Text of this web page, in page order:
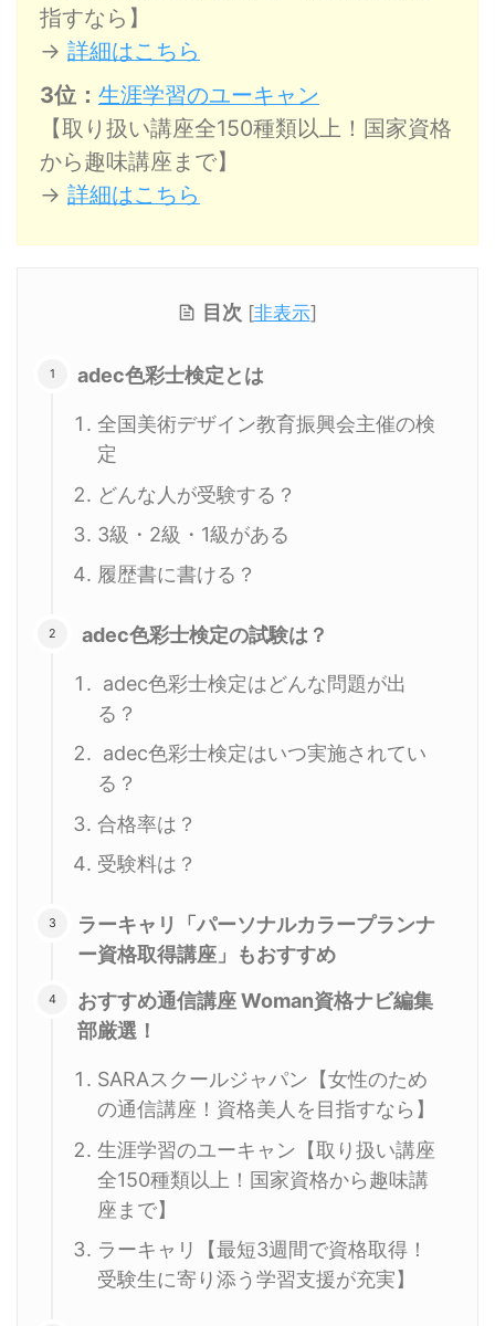
指すなら】
→ 詳細はこちら
3位： 生涯学習のユーキャン
【取り扱い講座全150種類以上！国家資格
から趣味講座まで】
→ 詳細はこちら
目次 [非表示]
adec色彩士検定とは
全国美術デザイン教育振興会主催の検
定
どんな人が受験する？
3級・2級・1級がある
履歴書に書ける？
adec色彩士検定の試験は？
adec色彩士検定はどんな問題が出
る？
adec色彩士検定はいつ実施されてい
る？
合格率は？
受験料は？
ラーキャリ「パーソナルカラープランナ
ー資格取得講座」もおすすめ
おすすめ通信講座 Woman資格ナビ編集
部厳選！
SARAスクールジャパン【女性のため
の通信講座！資格美人を目指すなら】
生涯学習のユーキャン【取り扱い講座
全150種類以上！国家資格から趣味講
座まで】
ラーキャリ【最短3週間で資格取得！
受験生に寄り添う学習支援が充実】